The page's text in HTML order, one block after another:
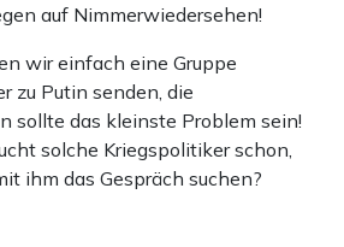
auf Nimmerwiedersehen!
wir einfach eine Gruppe
zu Putin senden, die
sollte das kleinste Problem sein!
solche Kriegspolitiker schon,
ihm das Gespräch suchen?